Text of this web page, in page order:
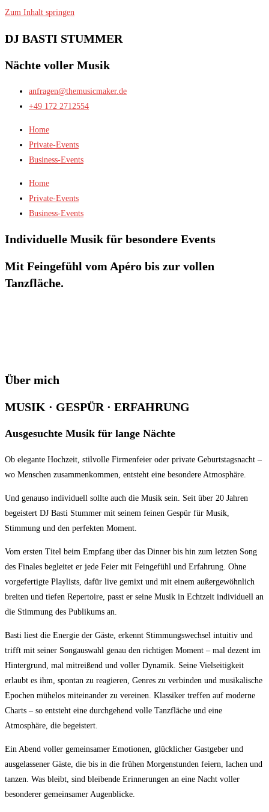
Zum Inhalt springen
DJ BASTI STUMMER
Nächte voller Musik
anfragen@themusicmaker.de
+49 172 2712554
Home
Private-Events
Business-Events
Home
Private-Events
Business-Events
Individuelle Musik für besondere Events
Mit Feingefühl vom Apéro bis zur vollen
Tanzfläche.
Über mich
MUSIK · GESPÜR · ERFAHRUNG
Ausgesuchte Musik für lange Nächte
Ob elegante Hochzeit, stilvolle Firmenfeier oder private Geburtstagsnacht –
wo Menschen zusammenkommen, entsteht eine besondere Atmosphäre.
Und genauso individuell sollte auch die Musik sein. Seit über 20 Jahren
begeistert DJ Basti Stummer mit seinem feinen Gespür für Musik,
Stimmung und den perfekten Moment.
Vom ersten Titel beim Empfang über das Dinner bis hin zum letzten Song
des Finales begleitet er jede Feier mit Feingefühl und Erfahrung. Ohne
vorgefertigte Playlists, dafür live gemixt und mit einem außergewöhnlich
breiten und tiefen Repertoire, passt er seine Musik in Echtzeit individuell an
die Stimmung des Publikums an.
Basti liest die Energie der Gäste, erkennt Stimmungswechsel intuitiv und
trifft mit seiner Songauswahl genau den richtigen Moment – mal dezent im
Hintergrund, mal mitreißend und voller Dynamik. Seine Vielseitigkeit
erlaubt es ihm, spontan zu reagieren, Genres zu verbinden und musikalische
Epochen mühelos miteinander zu vereinen. Klassiker treffen auf moderne
Charts – so entsteht eine durchgehend volle Tanzfläche und eine
Atmosphäre, die begeistert.
Ein Abend voller gemeinsamer Emotionen, glücklicher Gastgeber und
ausgelassener Gäste, die bis in die frühen Morgenstunden feiern, lachen und
tanzen. Was bleibt, sind bleibende Erinnerungen an eine Nacht voller
besonderer gemeinsamer Augenblicke.